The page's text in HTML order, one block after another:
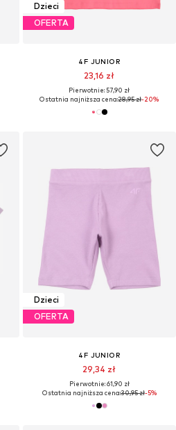
Dzieci
OFERTA
4F JUNIOR
23,16 zł
Pierwotnie: 57,90 zł
Ostatnia najniższa cena:28,95 zł-20%
Dzieci
OFERTA
4F JUNIOR
29,34 zł
Pierwotnie: 61,90 zł
Ostatnia najniższa cena:30,95 zł-5%